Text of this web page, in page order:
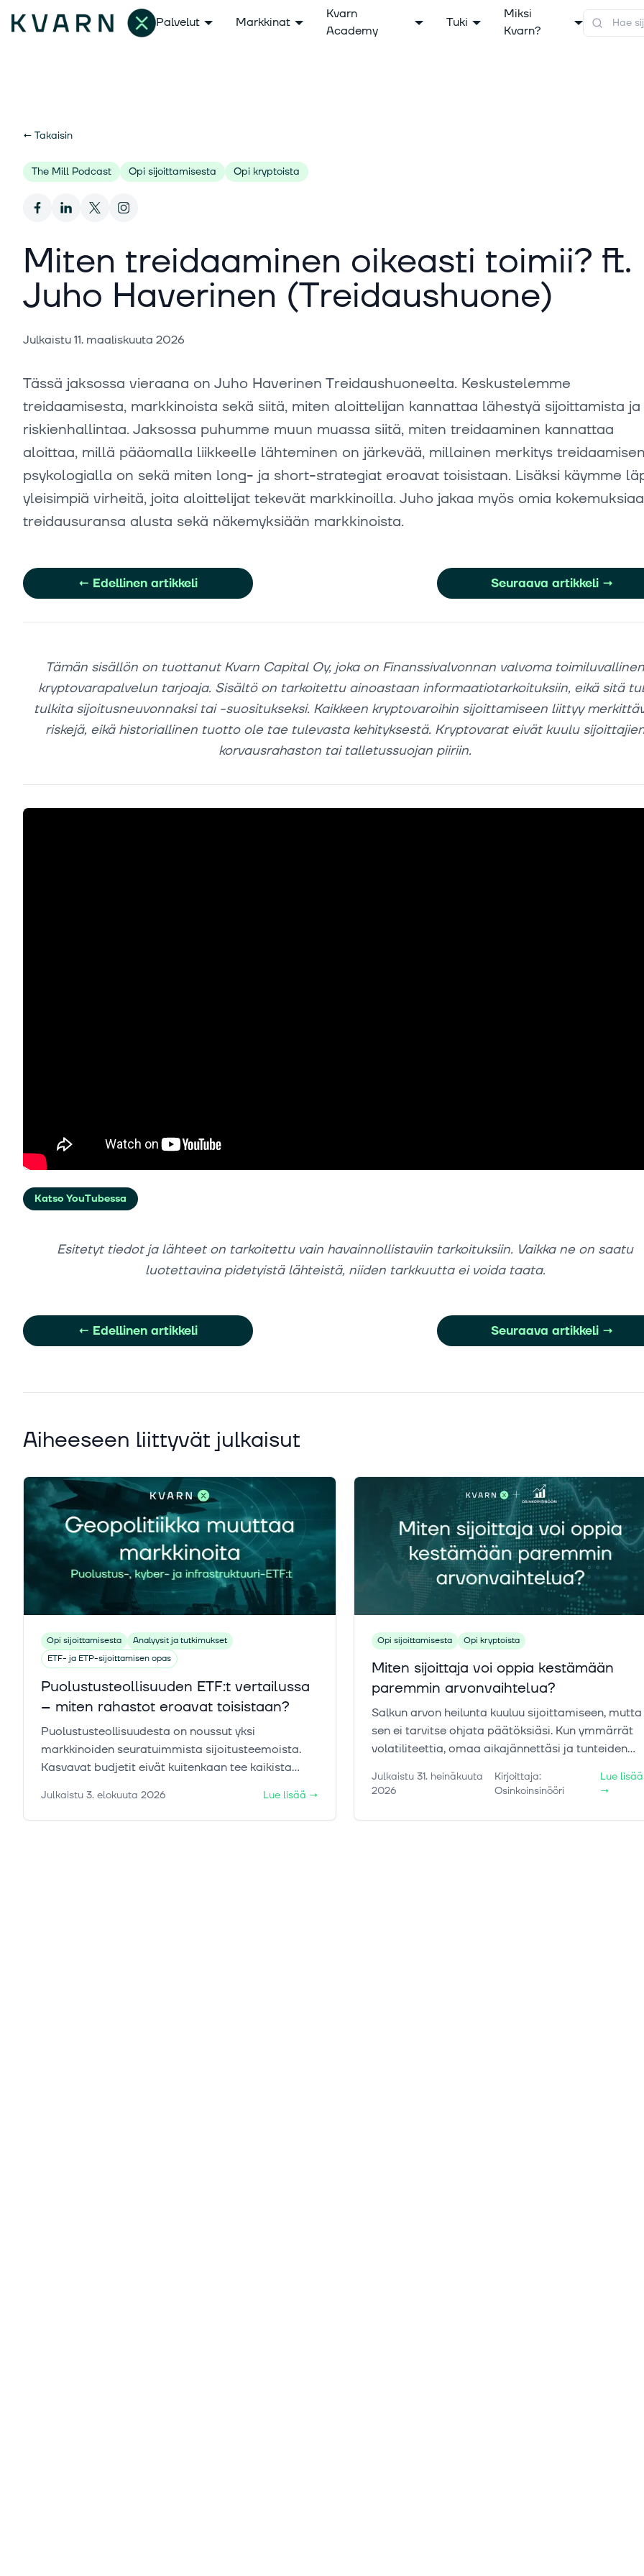
Palvelut Markkinat
Kvarn
Academy
Tuki
Miksi
Kvarn?
← Takaisin
The Mill Podcast Opi sijoittamisesta Opi kryptoista
Miten treidaaminen oikeasti toimii? ft.
Juho Haverinen (Treidaushuone)
Julkaistu11. maaliskuuta 2026
Tässä jaksossa vieraana on Juho Haverinen Treidaushuoneelta. Keskustelemme
treidaamisesta, markkinoista sekä siitä, miten aloittelijan kannattaa lähestyä sijoittamista ja
riskienhallintaa. Jaksossa puhumme muun muassa siitä, miten treidaaminen kannattaa
aloittaa, millä pääomalla liikkeelle lähteminen on järkevää, millainen merkitys treidaamisen
psykologialla on sekä miten long- ja short-strategiat eroavat toisistaan. Lisäksi käymme
yleisimpiä virheitä, joita aloittelijat tekevät markkinoilla. Juho jakaa myös omia
treidausuransa alusta sekä näkemyksiään markkinoista.
← Edellinen artikkeli Seuraava artikkeli →
Tämän sisällön on tuottanut Kvarn Capital Oy, joka on Finanssivalvonnan valvoma toimiluvallinen
kryptovarapalvelun tarjoaja. Sisältö on tarkoitettu ainoastaan informaatiotarkoituksiin, eikä sitä
tulkita sijoitusneuvonnaksi tai -suositukseksi. Kaikkeen kryptovaroihin sijoittamiseen liittyy
riskejä, eikä historiallinen tuotto ole tae tulevasta kehityksestä. Kryptovarat eivät kuulu
korvausrahaston tai talletussuojan piiriin.
Katso YouTubessa
Esitetyt tiedot ja lähteet on tarkoitettu vain havainnollistaviin tarkoituksiin. Vaikka ne on saatu
luotettavina pidetyistä lähteistä, niiden tarkkuutta ei voida taata.
← Edellinen artikkeli Seuraava artikkeli →
Aiheeseen liittyvät julkaisut
Opi sijoittamisesta
Analyysit ja tutkimukset
ETF- ja ETP-sijoittamisen opas
Puolustusteollisuuden ETF:t vertailussa
– miten rahastot eroavat toisistaan?
Puolustusteollisuudesta on noussut yksi
markkinoiden seuratuimmista sijoitusteemoista.
Kasvavat budjetit eivät kuitenkaan tee kaikista
maantiede, omistukset ja riskit voivat poiketa
toisistaan merkittävästi. Tässä artikkelissa
Julkaistu 3. elokuuta 2026 Lue lisää →
Opi sijoittamisesta Opi kryptoista
Miten sijoittaja voi oppia kestämään
paremmin arvonvaihtelua?
Salkun arvon heilunta kuuluu sijoittamiseen, mutta
sen ei tarvitse ohjata päätöksiäsi. Kun ymmärrät
volatiliteettia, omaa aikajännettäsi ja tunteiden
rauhallisemmin.
Julkaistu 31. heinäkuuta
2026
Kirjoittaja:
Osinkoinsinööri
Lue lisää
→